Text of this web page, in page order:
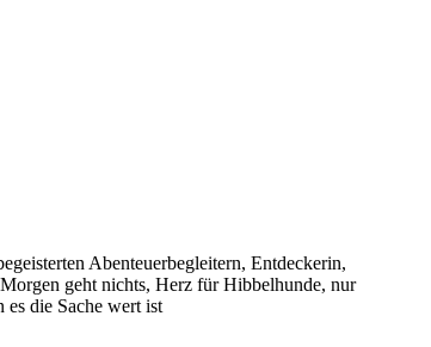
Abenteuerbegleitern, Entdeckerin,
geht nichts, Herz für Hibbelhunde, nur
es die Sache wert ist